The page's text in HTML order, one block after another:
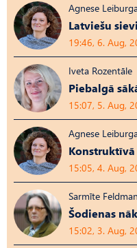
Agnese
Latviešu
19:46, 6. Aug,
Iveta Rozentāle
Piebalgā
15:07, 5. Aug,
Agnese
15:05, 4. Aug,
Sarmīte
Šodienas
15:02, 3. Aug,